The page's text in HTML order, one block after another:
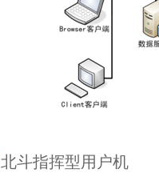
北斗指挥型用户机